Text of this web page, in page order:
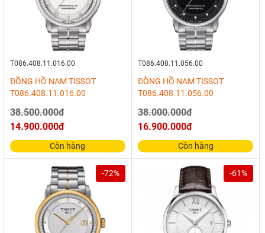
T086.408.11.016.00
ĐỒNG HỒ NAM TISSOT
T086.408.11.016.00
38.500.000đ
14.900.000đ
Còn hàng
T086.408.11.056.00
ĐỒNG HỒ NAM TISSOT
T086.408.11.056.00
38.000.000đ
16.900.000đ
Còn hàng
-72% -61%